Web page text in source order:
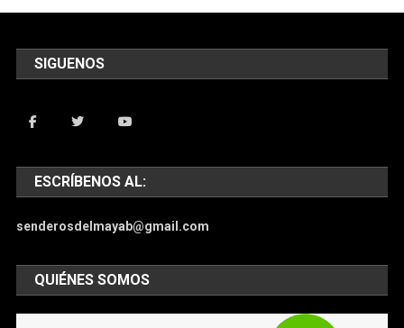
SIGUENOS
ESCRÍBENOS AL:
senderosdelmayab@gmail.com
QUIÉNES SOMOS